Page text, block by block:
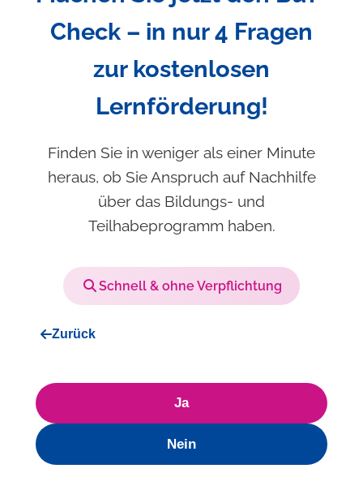
Check – in nur 4 Fragen
zur kostenlosen
Lernförderung!
Finden Sie in weniger als einer Minute
heraus, ob Sie Anspruch auf Nachhilfe
über das Bildungs- und
Teilhabeprogramm haben.
Schnell & ohne Verpflichtung
Zurück
Ja
Nein